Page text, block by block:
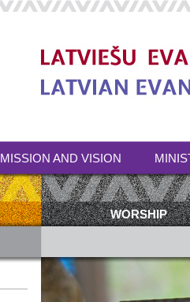
MISSION AND VISION
WORSHIP